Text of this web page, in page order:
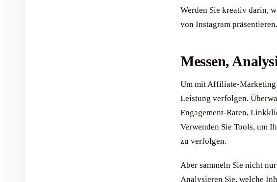
Werden Sie kreativ darin,
von Instagram präsentieren.
Messen,
Um mit Affiliate-Marketing
Leistung verfolgen.
Engagement-Raten,
Verwenden Sie Tools, um
zu verfolgen.
Aber sammeln Sie nicht
Analysieren Sie, welche